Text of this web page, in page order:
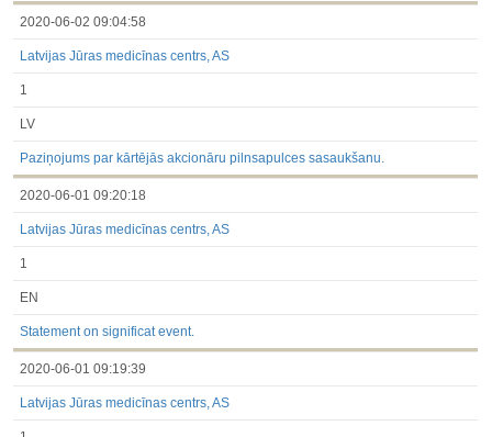
2020-06-02 09:04:58
Latvijas Jūras medicīnas centrs, AS
1
LV
Paziņojums par kārtējās akcionāru pilnsapulces sasaukšanu.
2020-06-01 09:20:18
Latvijas Jūras medicīnas centrs, AS
1
EN
Statement on significat event.
2020-06-01 09:19:39
Latvijas Jūras medicīnas centrs, AS